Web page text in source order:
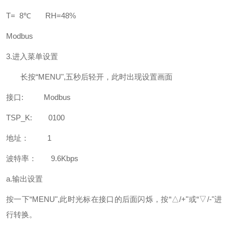
T= 8℃ RH=48%
Modbus
3.进入菜单设置
长按“MENU",五秒后轻开，此时出现设置画面
接口: Modbus
TSP_K: 0100
地址： 1
波特率： 9.6Kbps
a.输出设置
按一下“MENU",此时光标在接口的后面闪烁，按“△/+"或“▽/-"进
行转换。